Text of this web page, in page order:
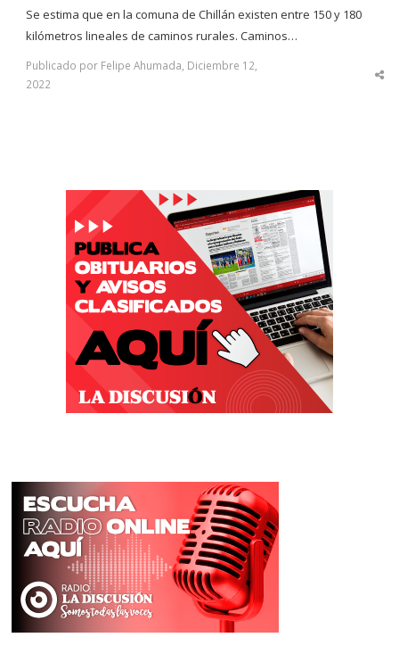
Se estima que en la comuna de Chillán existen entre 150 y 180
kilómetros lineales de caminos rurales. Caminos…
Publicado por Felipe Ahumada, Diciembre 12,
2022